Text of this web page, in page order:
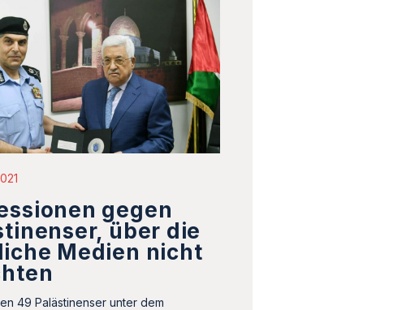
gegen
über die
Medien nicht
49 Palästinenser unter dem